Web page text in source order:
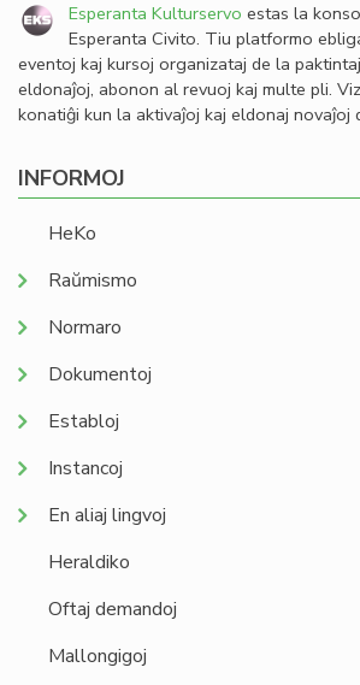
Esperanta Kulturservo estas la
Esperanta Civito. Tiu platformo
eventoj kaj kursoj organizataj de la
eldonaĵoj, abonon al revuoj kaj multe pli.
konatiĝi kun la aktivaĵoj kaj eldonaj novaĵoj
INFORMOJ
HeKo
Raŭmismo
Normaro
Dokumentoj
Establoj
Instancoj
En aliaj lingvoj
Heraldiko
Oftaj demandoj
Mallongigoj